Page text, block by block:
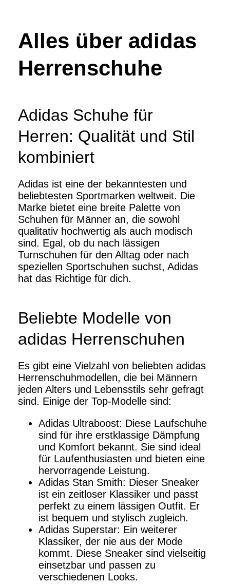
Alles über adidas
Herrenschuhe
Adidas Schuhe für
Herren: Qualität und Stil
kombiniert
Adidas ist eine der bekanntesten und
beliebtesten Sportmarken weltweit. Die
Marke bietet eine breite Palette von
Schuhen für Männer an, die sowohl
qualitativ hochwertig als auch modisch
sind. Egal, ob du nach lässigen
Turnschuhen für den Alltag oder nach
speziellen Sportschuhen suchst, Adidas
hat das Richtige für dich.
Beliebte Modelle von
adidas Herrenschuhen
Es gibt eine Vielzahl von beliebten adidas
Herrenschuhmodellen, die bei Männern
jeden Alters und Lebensstils sehr gefragt
sind. Einige der Top-Modelle sind:
Adidas Ultraboost: Diese Laufschuhe
sind für ihre erstklassige Dämpfung
und Komfort bekannt. Sie sind ideal
für Laufenthusiasten und bieten eine
hervorragende Leistung.
Adidas Stan Smith: Dieser Sneaker
ist ein zeitloser Klassiker und passt
perfekt zu einem lässigen Outfit. Er
ist bequem und stylisch zugleich.
Adidas Superstar: Ein weiterer
Klassiker, der nie aus der Mode
kommt. Diese Sneaker sind vielseitig
einsetzbar und passen zu
verschiedenen Looks.